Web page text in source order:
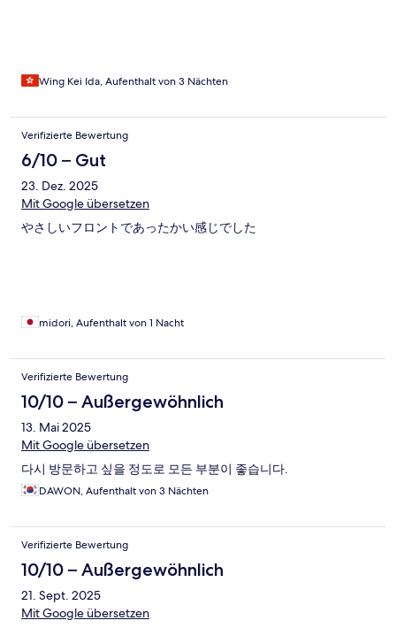
Wing Kei Ida, Aufenthalt von 3 Nächten
Verifizierte Bewertung
6/10 – Gut
23. Dez. 2025
Mit Google übersetzen
やさしいフロントであったかい感じでした
midori, Aufenthalt von 1 Nacht
Verifizierte Bewertung
10/10 – Außergewöhnlich
13. Mai 2025
Mit Google übersetzen
다시 방문하고 싶을 정도로 모든 부분이 좋습니다.
DAWON, Aufenthalt von 3 Nächten
Verifizierte Bewertung
10/10 – Außergewöhnlich
21. Sept. 2025
Mit Google übersetzen